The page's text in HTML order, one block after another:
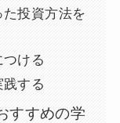
投資方法を
ける
する
すすめの学